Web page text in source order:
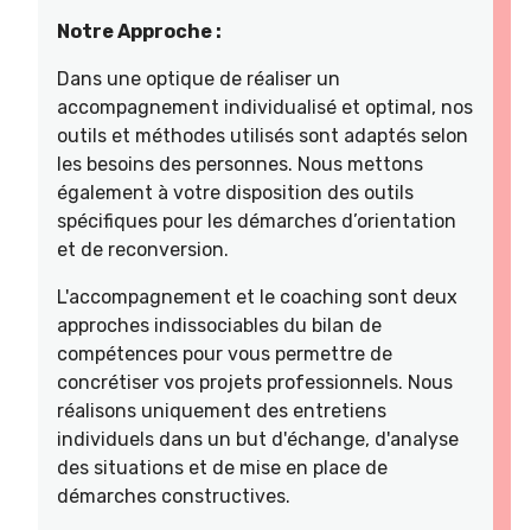
Notre Approche :
Dans une optique de réaliser un
accompagnement individualisé et optimal, nos
outils et méthodes utilisés sont adaptés selon
les besoins des personnes. Nous mettons
également à votre disposition des outils
spécifiques pour les démarches d’orientation
et de reconversion.
L'accompagnement et le coaching sont deux
approches indissociables du bilan de
compétences pour vous permettre de
concrétiser vos projets professionnels. Nous
réalisons uniquement des entretiens
individuels dans un but d'échange, d'analyse
des situations et de mise en place de
démarches constructives.